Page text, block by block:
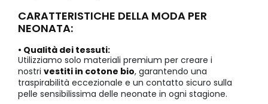
CARATTERISTICHE DELLA MODA PER
NEONATA:
• Qualità dei tessuti:
Utilizziamo solo materiali premium per creare i
nostri vestiti in cotone bio, garantendo una
traspirabilità eccezionale e un contatto sicuro sulla
pelle sensibilissima delle neonate in ogni stagione.